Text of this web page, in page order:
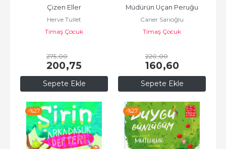
Sepete Ekle
Çizen Eller
Herve Tullet
Timaş Çocuk
275,00
200,75
Sepete Ekle
Müdürün Uçan Peruğu
Caner Sarıoğlu
Timaş Çocuk
220,00
160,60
-%27 -%27